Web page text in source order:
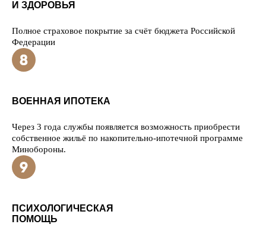
И ЗДОРОВЬЯ
Полное страховое покрытие за счёт бюджета Российской
Федерации
ВОЕННАЯ ИПОТЕКА
Через 3 года службы появляется возможность приобрести
собственное жильё по накопительно-ипотечной программе
Минобороны.
ПСИХОЛОГИЧЕСКАЯ
ПОМОЩЬ